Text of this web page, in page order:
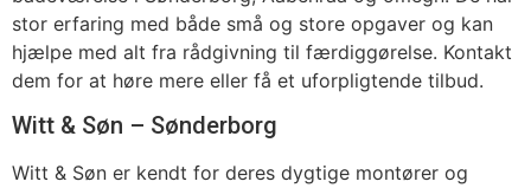
stor erfaring med både små og store opgaver og kan
hjælpe med alt fra rådgivning til færdiggørelse. Kontakt
dem for at høre mere eller få et uforpligtende tilbud.
Witt & Søn – Sønderborg
Witt & Søn er kendt for deres dygtige montører og